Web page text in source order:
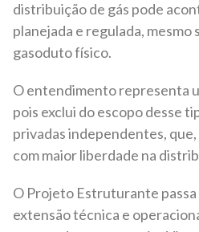
distribuição de gás pode
planejada e regulada, mesmo
gasoduto físico.
O entendimento representa
pois exclui do escopo desse
privadas independentes,
com maior liberdade na
O Projeto Estruturante passa
extensão técnica e